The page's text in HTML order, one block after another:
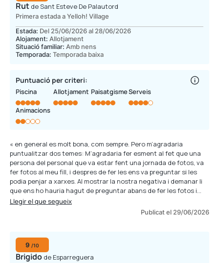
Rut de Sant Esteve De Palautord
Primera estada a Yelloh! Village
Estada: Del 25/06/2026 al 28/06/2026
Alojament: Allotjament
Situació familiar: Amb nens
Temporada: Temporada baixa
Puntuació per criteri:
Piscina Allotjament Paisatgisme Serveis
Animacions
« en general es molt bona, com sempre. Pero m’agradaria
puntualitzar dos temes: M’agradaria fer esment al fet que una
persona del personal que va estar fent una jornada de fotos, va
fer fotos al meu fill, i despres de fer les ens va preguntar si les
podia penjar a xarxes. Al mostrar la nostra negativa i demanar li
que ens ho hauria hagut de preguntar abans de fer les fotos i
que quin tractament es faria de les fotos, el noi ens va comentar
que quan signem el check in, estem donant consentiment dels
nostres deets d’imatge. Sempre hem signat aquest document
llegir la lletra petita, ningu ens ha informat que estem firmant un
consentiment de drets, i d’un menor d’edat encara menys. Crec
que quan ens feu signar ens haurieu de dir que inclou aquest
Llegir el que segueix
Publicat el 29/06/2026
9 /10
Brigido de Esparreguera